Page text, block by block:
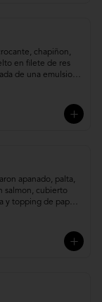
chapiñon,
en filete de res
de una emulsion
apanado, palta,
salmon, cubierto
y topping de papa